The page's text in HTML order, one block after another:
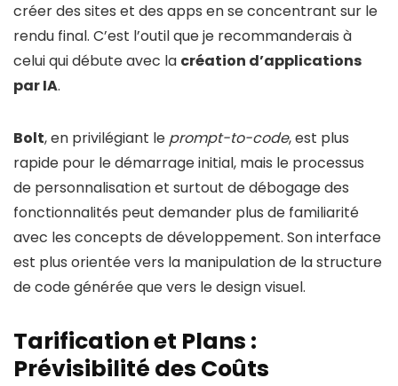
créer des sites et des apps en se concentrant sur le
rendu final. C’est l’outil que je recommanderais à
celui qui débute avec la création d’applications
par IA.
Bolt, en privilégiant le prompt-to-code, est plus
rapide pour le démarrage initial, mais le processus
de personnalisation et surtout de débogage des
fonctionnalités peut demander plus de familiarité
avec les concepts de développement. Son interface
est plus orientée vers la manipulation de la structure
de code générée que vers le design visuel.
Tarification et Plans :
Prévisibilité des Coûts